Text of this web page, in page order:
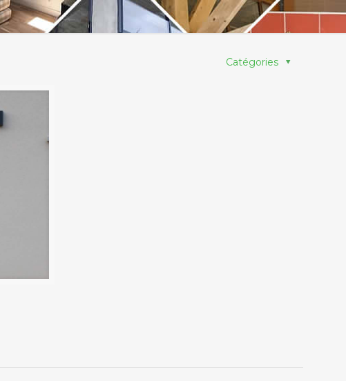
Catégories